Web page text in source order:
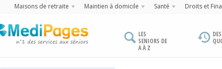
Maisons de retraite Maintien à domicile Santé Droits et
LES
SENIORS DE
A À Z